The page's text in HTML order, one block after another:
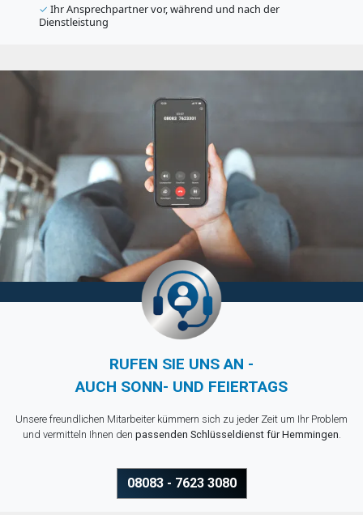
✓ Ihr Ansprechpartner vor, während und nach der
Dienstleistung
RUFEN SIE UNS AN -
AUCH SONN- UND FEIERTAGS
Unsere freundlichen Mitarbeiter kümmern sich zu jeder Zeit um Ihr Problem
und vermitteln Ihnen den passenden Schlüsseldienst für Hemmingen.
08083 - 7623 3080